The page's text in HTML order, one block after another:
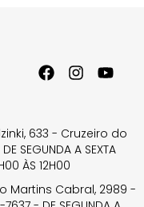
633 - Cruzeiro do
SEGUNDA A SEXTA
ÀS 12H00
Martins Cabral, 2989 -